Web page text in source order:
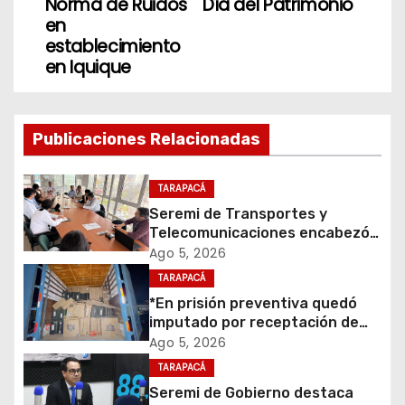
c
i
ó
n
d
e
e
en
establecimiento
en Iquique
Publicaciones Relacionadas
TARAPACÁ
Seremi de Transportes y
Telecomunicaciones encabezó
primera mesa de coordinación
para el retiro de cables en
desuso en Iquique
Ago 5, 2026
TARAPACÁ
*En prisión preventiva quedó
imputado por receptación de
cigarrillos avaluados en $1.600
millones*
Ago 5, 2026
TARAPACÁ
Seremi de Gobierno destaca